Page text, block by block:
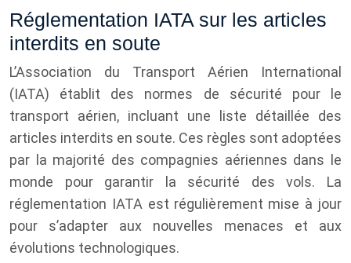
Réglementation IATA sur les articles
interdits en soute
L’Association du Transport Aérien International
(IATA) établit des normes de sécurité pour le
transport aérien, incluant une liste détaillée des
articles interdits en soute. Ces règles sont adoptées
par la majorité des compagnies aériennes dans le
monde pour garantir la sécurité des vols. La
réglementation IATA est régulièrement mise à jour
pour s’adapter aux nouvelles menaces et aux
évolutions technologiques.